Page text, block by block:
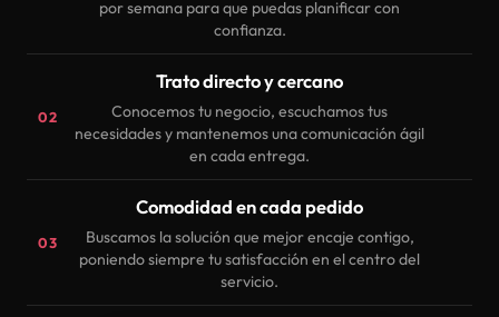
por semana para que puedas planificar con
confianza.
02
Trato directo y cercano
Conocemos tu negocio, escuchamos tus
necesidades y mantenemos una comunicación ágil
en cada entrega.
03
Comodidad en cada pedido
Buscamos la solución que mejor encaje contigo,
poniendo siempre tu satisfacción en el centro del
servicio.